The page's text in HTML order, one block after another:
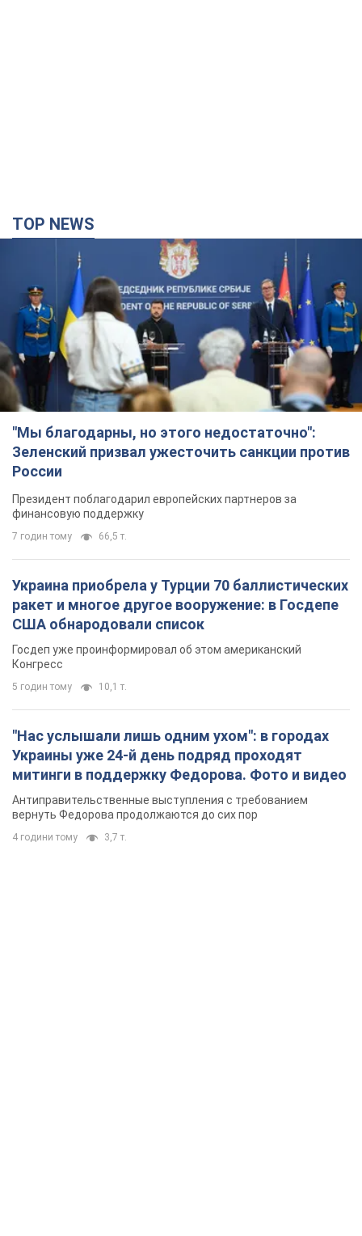
TOP NEWS
"Мы благодарны, но этого недостаточно":
Зеленский призвал ужесточить санкции против
России
Президент поблагодарил европейских партнеров за
финансовую поддержку
7 годин тому 66,5 т.
Украина приобрела у Турции 70 баллистических
ракет и многое другое вооружение: в Госдепе
США обнародовали список
Госдеп уже проинформировал об этом американский
Конгресс
5 годин тому 10,1 т.
"Нас услышали лишь одним ухом": в городах
Украины уже 24-й день подряд проходят
митинги в поддержку Федорова. Фото и видео
Антиправительственные выступления с требованием
вернуть Федорова продолжаются до сих пор
4 години тому 3,7 т.